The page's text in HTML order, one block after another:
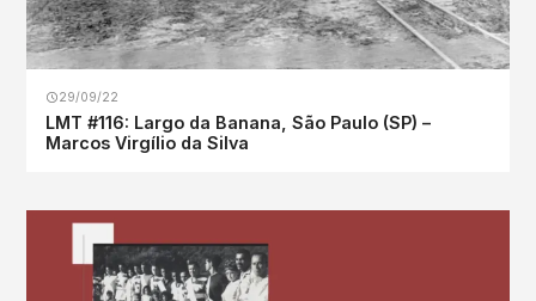
29/09/22
LMT #116: Largo da Banana, São Paulo (SP) –
Marcos Virgílio da Silva